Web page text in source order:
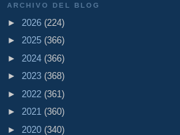
ARCHIVO DEL BLOG
► 2026 (224)
► 2025 (366)
► 2024 (366)
► 2023 (368)
► 2022 (361)
► 2021 (360)
► 2020 (340)